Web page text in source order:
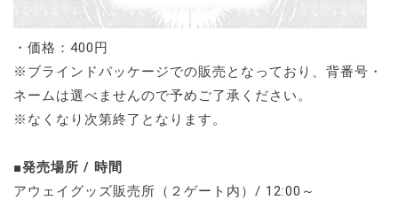
・価格：400円
※ブラインドパッケージでの販売となっており、背番号・
ネームは選べませんので予めご了承ください。
※なくなり次第終了となります。
■発売場所 / 時間
アウェイグッズ販売所（２ゲート内）/ 12:00～